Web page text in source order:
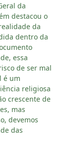
da
destacou o
da
dentro da
essa
de ser mal
é um
religiosa
crescente de
mas
devemos
das